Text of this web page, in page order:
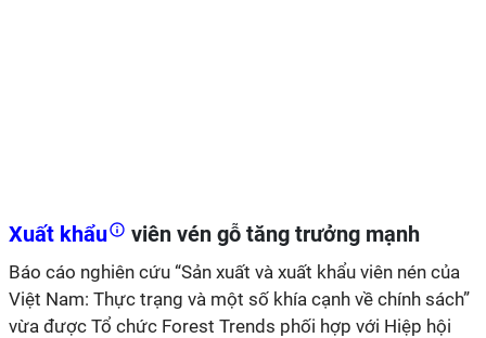
Xuất khẩu viên vén gỗ tăng trưởng mạnh
Báo cáo nghiên cứu “Sản xuất và xuất khẩu viên nén của
Việt Nam: Thực trạng và một số khía cạnh về chính sách”
vừa được Tổ chức Forest Trends phối hợp với Hiệp hội